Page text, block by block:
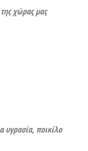
χώρας μας
υγρασία, ποικίλο